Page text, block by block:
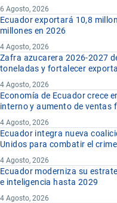
6 Agosto, 2026
Ecuador exportará 10,8
millones en 2026
4 Agosto, 2026
Zafra azucarera 2026-2027
toneladas y fortalecer
4 Agosto, 2026
Economía de Ecuador crece
interno y aumento de ventas
4 Agosto, 2026
Ecuador integra nueva
Unidos para combatir el
4 Agosto, 2026
Ecuador moderniza su
e inteligencia hasta 2029
4 Agosto, 2026